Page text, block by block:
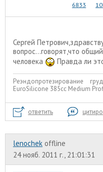
6833
Сергей
вопрос...говорят,что
человека
Правда ли
Реэндопротезирование
EuroSilicone 385сс Medium
ответить
lenochek offline
24 нояб. 2011 г., 21:01:31